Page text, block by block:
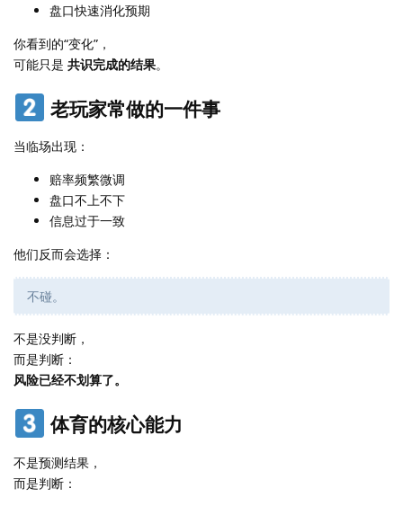
盘口快速消化预期
你看到的“变化”，
可能只是 共识完成的结果。
老玩家常做的一件事
当临场出现：
赔率频繁微调
盘口不上不下
信息过于一致
他们反而会选择：
不碰。
不是没判断，
而是判断：
风险已经不划算了。
体育的核心能力
不是预测结果，
而是判断：